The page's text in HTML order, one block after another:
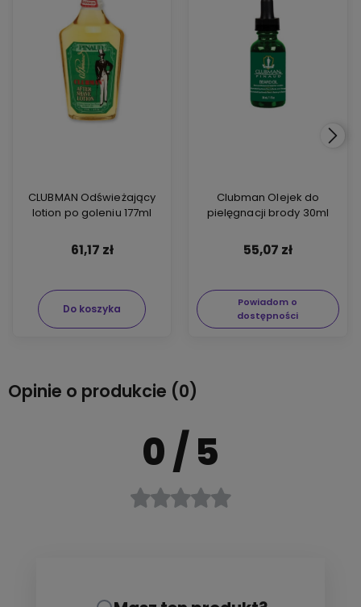
CLUBMAN Odświeżający
lotion po goleniu 177ml
61,17 zł
Do koszyka
Clubman Olejek do
pielęgnacji brody 30ml
55,07 zł
Powiadom o
dostępności
Opinie o produkcie (0)
0/ 5